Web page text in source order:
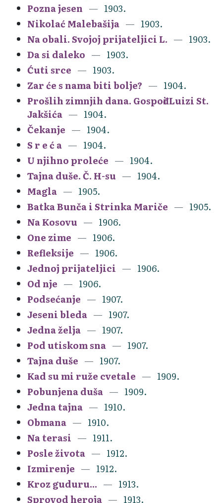
Pozna jesen
1903.
Nikolać Malebašija
1903.
Na obali. Svojoj prijateljici L.
1903.
Da si daleko
1903.
Ćuti srce
1903.
Zar će s nama biti bolje?
1904.
Prošlih zimnjih dana. Gospođi Luizi St.
Jakšića
1904.
Čekanje
1904.
S r e ć a
1904.
U njihno proleće
1904.
Tajna duše. Č. H-su
1904.
Magla
1905.
Batka Bunča i Strinka Mariče
1905.
Na Kosovu
1906.
One zime
1906.
Refleksije
1906.
Jednoj prijateljici
1906.
Od nje
1906.
Podsećanje
1907.
Jeseni bleda
1907.
Jedna želja
1907.
Pod utiskom sna
1907.
Tajna duše
1907.
Kad su mi ruže cvetale
1909.
Pobunjena duša
1909.
Jedna tajna
1910.
Obmana
1910.
Na terasi
1911.
Posle života
1912.
Izmirenje
1912.
Kroz guduru...
1913.
Sprovod heroja
1913.